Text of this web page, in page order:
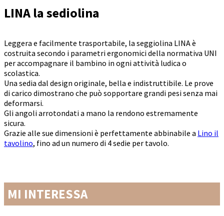
LINA la sediolina
Leggera e facilmente trasportabile, la seggiolina LINA è
costruita secondo i parametri ergonomici della normativa UNI
per accompagnare il bambino in ogni attività ludica o
scolastica.
Una sedia dal design originale, bella e indistruttibile. Le prove
di carico dimostrano che può sopportare grandi pesi senza mai
deformarsi.
Gli angoli arrotondati a mano la rendono estremamente
sicura.
Grazie alle sue dimensioni è perfettamente abbinabile a Lino il
tavolino, fino ad un numero di 4 sedie per tavolo.
MI INTERESSA